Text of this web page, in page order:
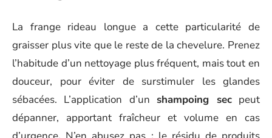
La frange rideau longue a cette particularité de
graisser plus vite que le reste de la chevelure. Prenez
l’habitude d’un nettoyage plus fréquent, mais tout en
douceur, pour éviter de surstimuler les glandes
sébacées. L’application d’un shampoing secpeut
dépanner, apportant fraîcheur et volume en cas